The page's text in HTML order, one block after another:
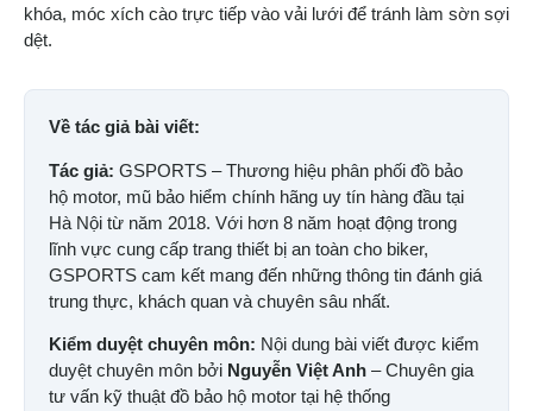
khóa, móc xích cào trực tiếp vào vải lưới để tránh làm sờn sợi
dệt.
Về tác giả bài viết:
Tác giả: GSPORTS – Thương hiệu phân phối đồ bảo
hộ motor, mũ bảo hiểm chính hãng uy tín hàng đầu tại
Hà Nội từ năm 2018. Với hơn 8 năm hoạt động trong
lĩnh vực cung cấp trang thiết bị an toàn cho biker,
GSPORTS cam kết mang đến những thông tin đánh giá
trung thực, khách quan và chuyên sâu nhất.
Kiểm duyệt chuyên môn: Nội dung bài viết được kiểm
duyệt chuyên môn bởi Nguyễn Việt Anh – Chuyên gia
tư vấn kỹ thuật đồ bảo hộ motor tại hệ thống